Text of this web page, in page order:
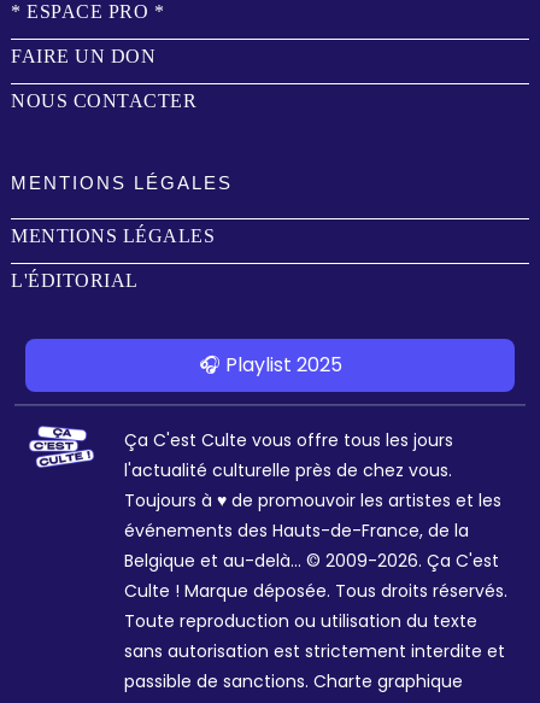
* ESPACE PRO *
FAIRE UN DON
NOUS CONTACTER
MENTIONS LÉGALES
MENTIONS LÉGALES
L'ÉDITORIAL
🎧 Playlist 2025
Ça C'est Culte vous offre tous les jours
l'actualité culturelle près de chez vous.
Toujours à ♥ de promouvoir les artistes et les
événements des Hauts-de-France, de la
Belgique et au-delà... © 2009-2026. Ça C'est
Culte ! Marque déposée. Tous droits réservés.
Toute reproduction ou utilisation du texte
sans autorisation est strictement interdite et
passible de sanctions. Charte graphique